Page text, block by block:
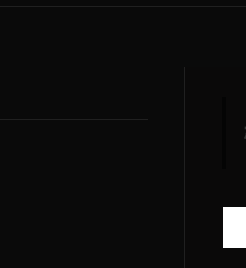
検
す